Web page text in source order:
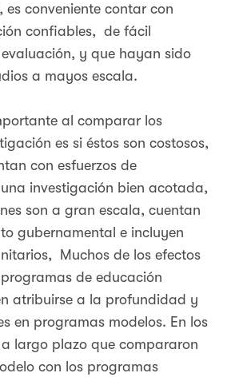
es conveniente contar con
confiables, de fácil
y que hayan sido
a mayos escala.
al comparar los
es si éstos son costosos,
con esfuerzos de
investigación bien acotada,
son a gran escala, cuentan
gubernamental e incluyen
Muchos de los efectos
de educación
atribuirse a la profundidad y
en programas modelos. En los
a largo plazo que compararon
con los programas